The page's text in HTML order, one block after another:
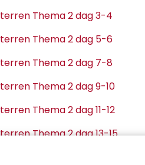
Thema 2 dag 3-4
Thema 2 dag 5-6
Thema 2 dag 7-8
Thema 2 dag 9-10
Thema 2 dag 11-12
Thema 2 dag 13-15
Thema 2 dag 1-2